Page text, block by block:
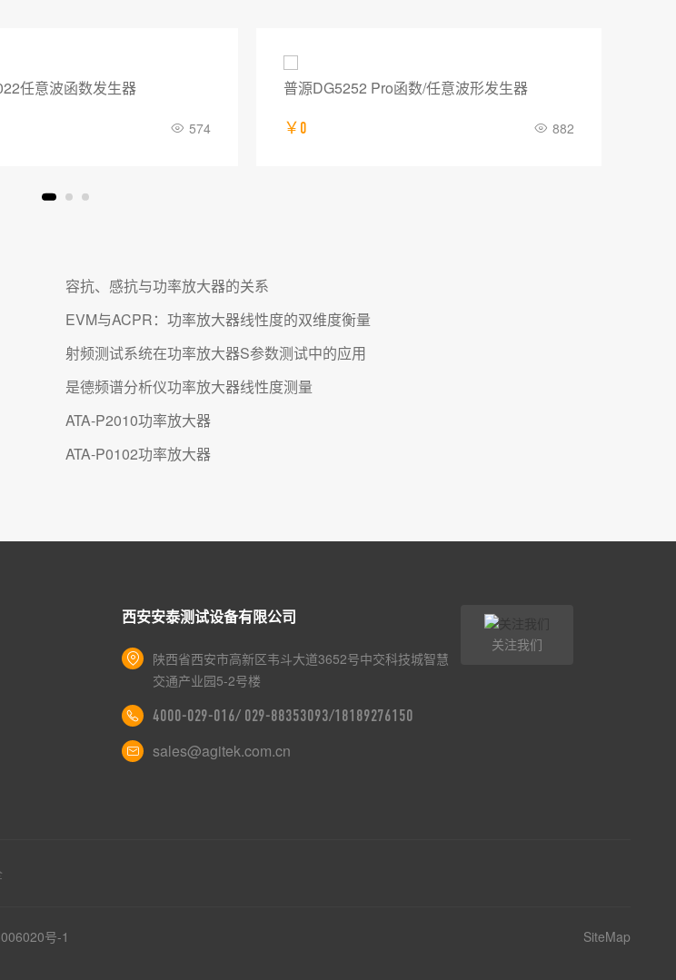
任意波函数发生器
574
普源DG5252 Pro函数/任意波形发生器
￥0 882
容抗、感抗与功率放大器的关系
EVM与ACPR：功率放大器线性度的双维度衡量
射频测试系统在功率放大器S参数测试中的应用
是德频谱分析仪功率放大器线性度测量
ATA-P2010功率放大器
ATA-P0102功率放大器
西安安泰测试设备有限公司
陕西省西安市高新区韦斗大道3652号中交科技城智慧
交通产业园5-2号楼
4000-029-016/ 029-88353093/18189276150
sales@agitek.com.cn
关注我们
号-1 SiteMap